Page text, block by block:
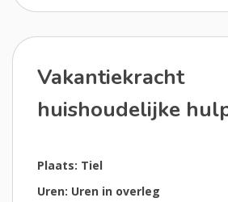
Vakantiekracht
huishoudelijke
Plaats: Tiel
Uren: Uren in overleg